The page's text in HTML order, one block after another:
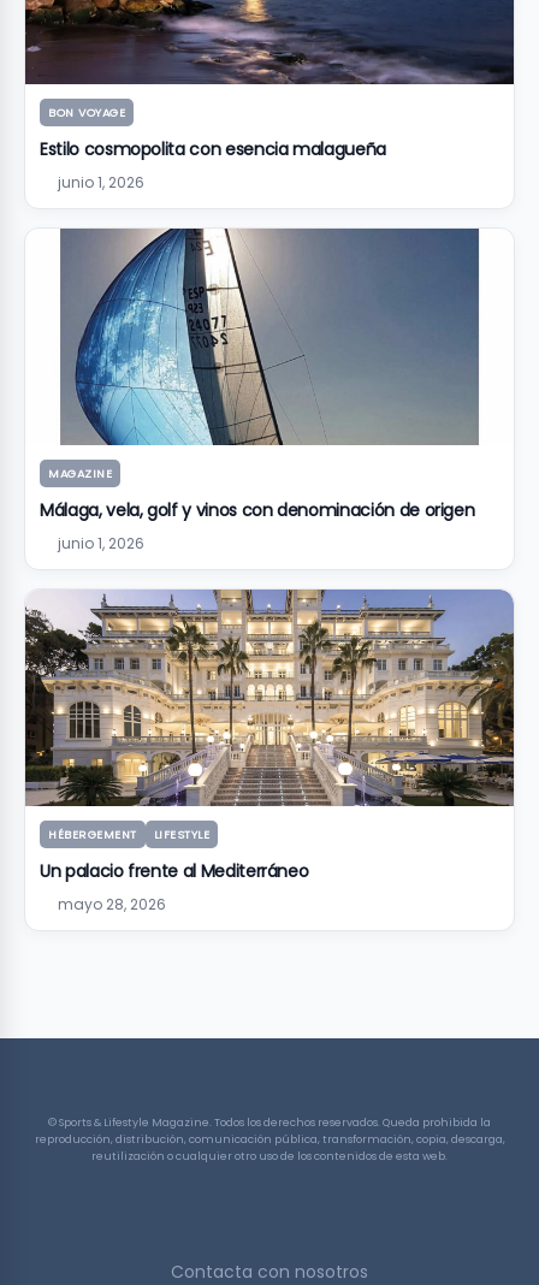
BON VOYAGE
Estilo cosmopolita con esencia malagueña
junio 1, 2026
MAGAZINE
Málaga, vela, golf y vinos con denominación de origen
junio 1, 2026
HÉBERGEMENT LIFESTYLE
Un palacio frente al Mediterráneo
mayo 28, 2026
© Sports & Lifestyle Magazine. Todos los derechos reservados. Queda prohibida la
reproducción, distribución, comunicación pública, transformación, copia, descarga,
reutilización o cualquier otro uso de los contenidos de esta web.
Contacta con nosotros